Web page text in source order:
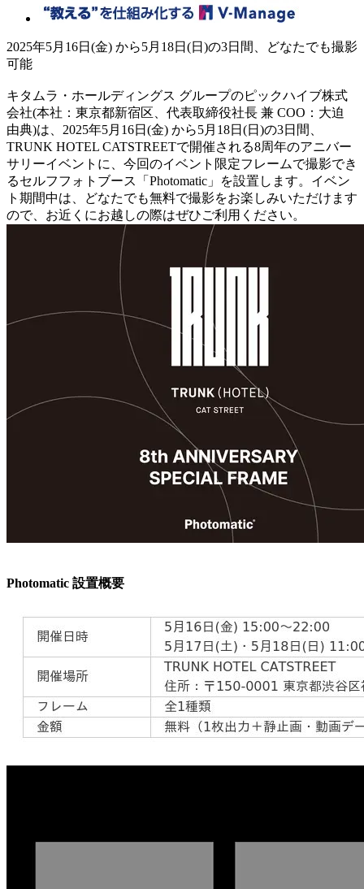
2025年5月16日(金) から5月18日(日)の3日間、どなたでも撮影
可能
キタムラ・ホールディングス グループのピックハイブ株式
会社(本社：東京都新宿区、代表取締役社長 兼 COO：大迫
由典)は、2025年5月16日(金) から5月18日(日)の3日間、
TRUNK HOTEL CATSTREETで開催される8周年のアニバー
サリーイベントに、今回のイベント限定フレームで撮影でき
るセルフフォトブース「Photomatic」を設置します。イベン
ト期間中は、どなたでも無料で撮影をお楽しみいただけます
ので、お近くにお越しの際はぜひご利用ください。
Photomatic 設置概要